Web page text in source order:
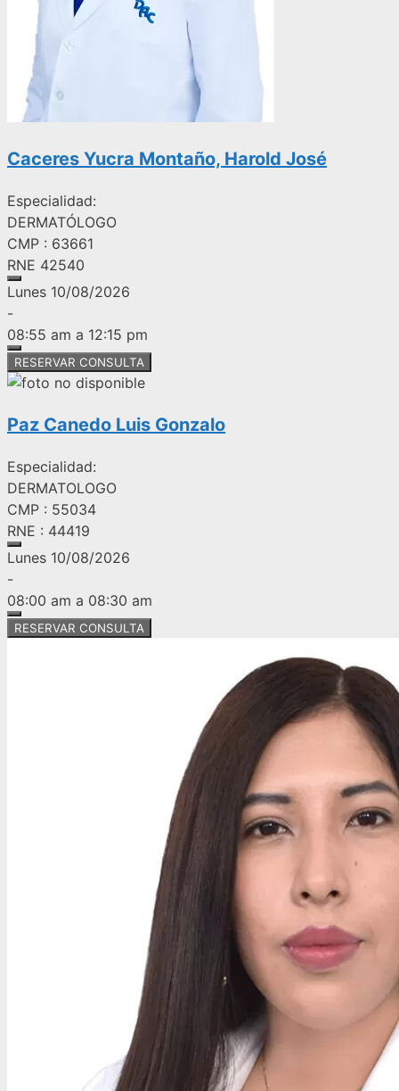
Caceres Yucra Montaño, Harold José
Especialidad:
DERMATÓLOGO
CMP : 63661
RNE 42540
Lunes 10/08/2026
-
08:55 am a 12:15 pm
RESERVAR CONSULTA
Paz Canedo Luis Gonzalo
Especialidad:
DERMATOLOGO
CMP : 55034
RNE : 44419
Lunes 10/08/2026
-
08:00 am a 08:30 am
RESERVAR CONSULTA